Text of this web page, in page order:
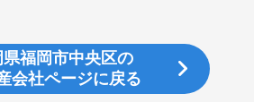
県福岡市中央区の
会社ページに戻る